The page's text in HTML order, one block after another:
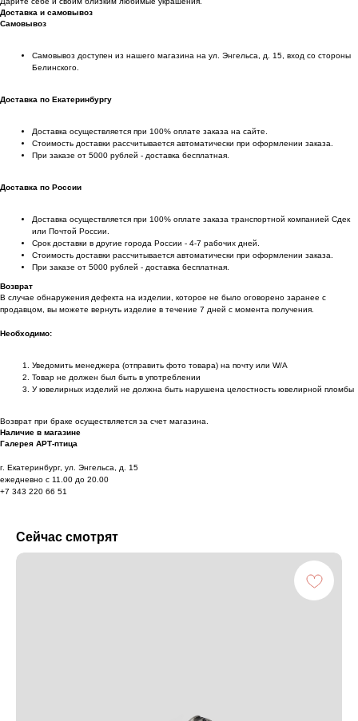
Доставка и самовывоз
Самовывоз
Самовывоз доступен из нашего магазина на ул. Энгельса, д. 15, вход со стороны
Белинского.
Доставка по Екатеринбургу
Доставка осуществляется при 100% оплате заказа на сайте.
Стоимость доставки рассчитывается автоматически при оформлении заказа.
При заказе от 5000 рублей - доставка бесплатная.
Доставка по России
Доставка осуществляется при 100% оплате заказа транспортной компанией Сдек
или Почтой России.
Срок доставки в другие города России - 4-7 рабочих дней.
Стоимость доставки рассчитывается автоматически при оформлении заказа.
При заказе от 5000 рублей - доставка бесплатная.
Возврат
В случае обнаружения дефекта на изделии, которое не было оговорено заранее с
продавцом, вы можете вернуть изделие в течение 7 дней с момента получения.
Необходимо:
Уведомить менеджера (отправить фото товара) на почту или W/А
Товар не должен был быть в употреблении
У ювелирных изделий не должна быть нарушена целостность ювелирной пломбы
Возврат при браке осуществляется за счет магазина.
Наличие в магазине
Галерея АРТ-птица
г. Екатеринбург, ул. Энгельса, д. 15
ежедневно с 11.00 до 20.00
+7 343 220 66 51
Сейчас смотрят